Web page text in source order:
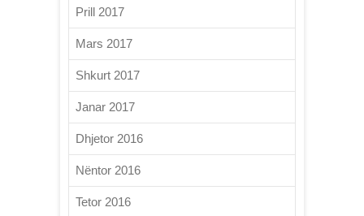
Prill 2017
Mars 2017
Shkurt 2017
Janar 2017
Dhjetor 2016
Nëntor 2016
Tetor 2016